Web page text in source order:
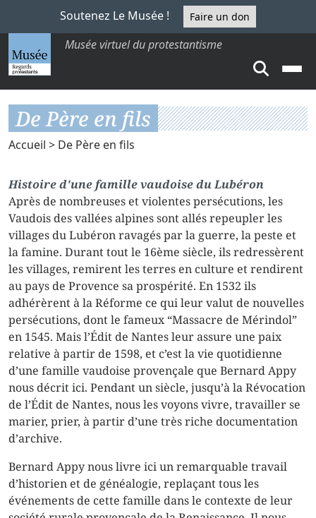
Soutenez Le Musée ! Faire un don
Musée virtuel du protestantisme
De Père en fils
Accueil > De Père en fils
Histoire d'une famille vaudoise du Lubéron
Après de nombreuses et violentes persécutions, les
Vaudois des vallées alpines sont allés repeupler les
villages du Lubéron ravagés par la guerre, la peste et
la famine. Durant tout le 16ème siècle, ils redressèrent
les villages, remirent les terres en culture et rendirent
au pays de Provence sa prospérité. En 1532 ils
adhérèrent à la Réforme ce qui leur valut de nouvelles
persécutions, dont le fameux “Massacre de Mérindol”
en 1545. Mais l’Édit de Nantes leur assure une paix
relative à partir de 1598, et c’est la vie quotidienne
d’une famille vaudoise provençale que Bernard Appy
nous décrit ici. Pendant un siècle, jusqu’à la Révocation
de l’Édit de Nantes, nous les voyons vivre, travailler se
marier, prier, à partir d’une très riche documentation
d’archive.
Bernard Appy nous livre ici un remarquable travail
d’historien et de généalogie, replaçant tous les
événements de cette famille dans le contexte de leur